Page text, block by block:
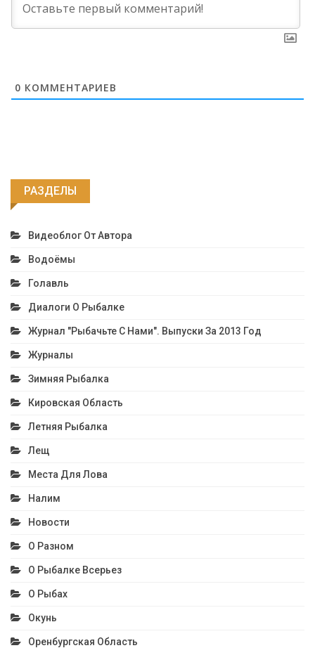
0 КОММЕНТАРИЕВ
РАЗДЕЛЫ
Видеоблог От Автора
Водоёмы
Голавль
Диалоги О Рыбалке
Журнал "Рыбачьте С Нами". Выпуски За 2013 Год
Журналы
Зимняя Рыбалка
Кировская Область
Летняя Рыбалка
Лещ
Места Для Лова
Налим
Новости
О Разном
О Рыбалке Всерьез
О Рыбах
Окунь
Оренбургская Область